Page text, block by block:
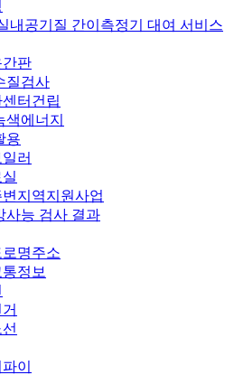
내공기질 간이측정기 대여 서비스
간판
질검사
터건립
색에너지
용
러
지역지원사업
사능 검사 결과
명주소
정보
이